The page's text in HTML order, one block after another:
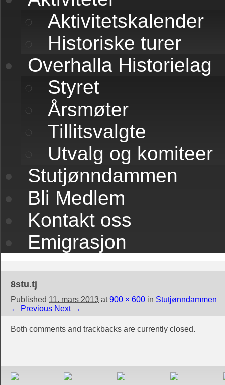
Aktivitetskalender
Historiske turer
Overhalla Historielag
Styret
Årsmøter
Tillitsvalgte
Utvalg og komiteer
Stutjønndammen
Bli Medlem
Kontakt oss
Emigrasjon
8stu.tj
Published 11. mars 2013 at900 × 600 in Stutjønndammen
← Previous Next →
Both comments and trackbacks are currently closed.